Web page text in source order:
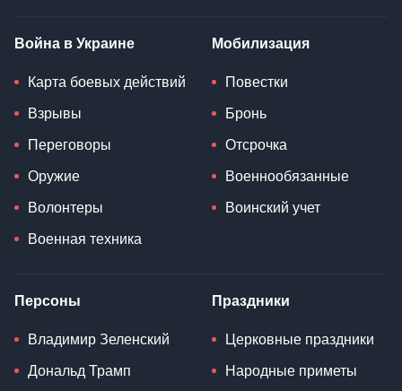
Война в Украине
Карта боевых действий
Взрывы
Переговоры
Оружие
Волонтеры
Военная техника
Мобилизация
Повестки
Бронь
Отсрочка
Военнообязанные
Воинский учет
Персоны
Владимир Зеленский
Дональд Трамп
Праздники
Церковные праздники
Народные приметы